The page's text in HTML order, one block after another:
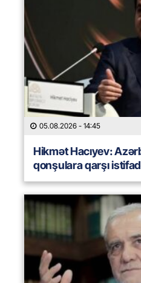
05.08.2026 - 14:45
Hikmət Hacıyev:
qonşulara qarşı